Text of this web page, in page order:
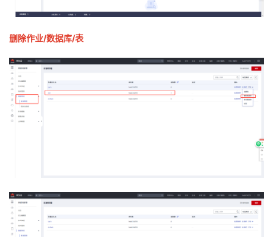
删除作业/数据库/表